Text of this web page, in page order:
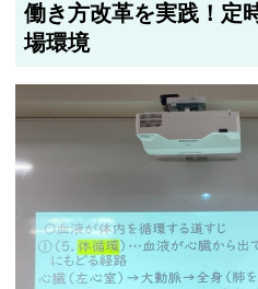
働き方改革を実践！定
場環境